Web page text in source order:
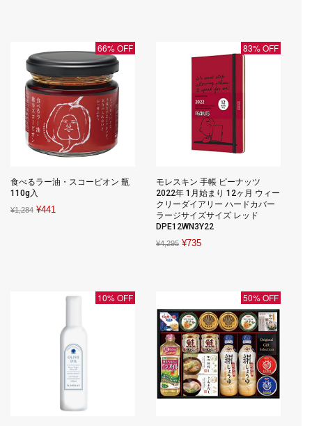
66% OFF
食べるラー油・スコーピオン 瓶
110g入
¥1,284 Original
¥441
83% OFF
モレスキン 手帳 ピーナッツ
2022年 1月始まり 12ヶ月 ウィー
クリーダイアリー ハードカバー
ラージサイズサイズ レッド
DPE12WN3Y22
¥4,295 Original
¥735Current
10% OFF 50% OFF